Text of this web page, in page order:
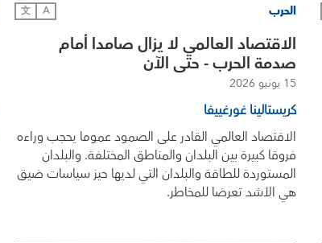
الحرب A
文
الاقتصاد العالمي لا يزال صامدا أمام
صدمة الحرب - حتى الآن
15 يونيو 2026
كريستالينا غورغييفا
الاقتصاد العالمي القادر على الصمود عموما يحجب وراءه
فروقا كبيرة بين البلدان والمناطق المختلفة. والبلدان
المستوردة للطاقة والبلدان التي لديها حيز سياسات ضيق
هي الأشد تعرضا للمخاطر.